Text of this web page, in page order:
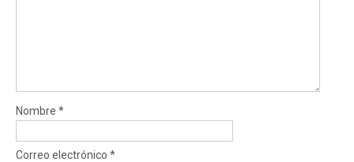
Nombre *
Correo electrónico *